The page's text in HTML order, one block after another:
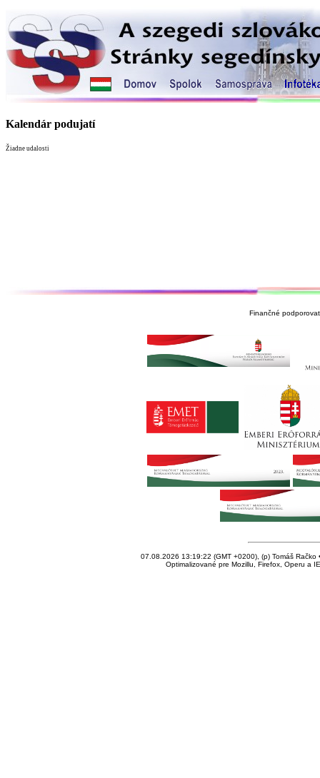
Kalendár podujatí
Žiadne udalosti
Finančné
07.08.2026 13:19:22 (GMT +0200), (p) Tomáš Račko
Optimalizované pre Mozillu, Firefox, Operu a